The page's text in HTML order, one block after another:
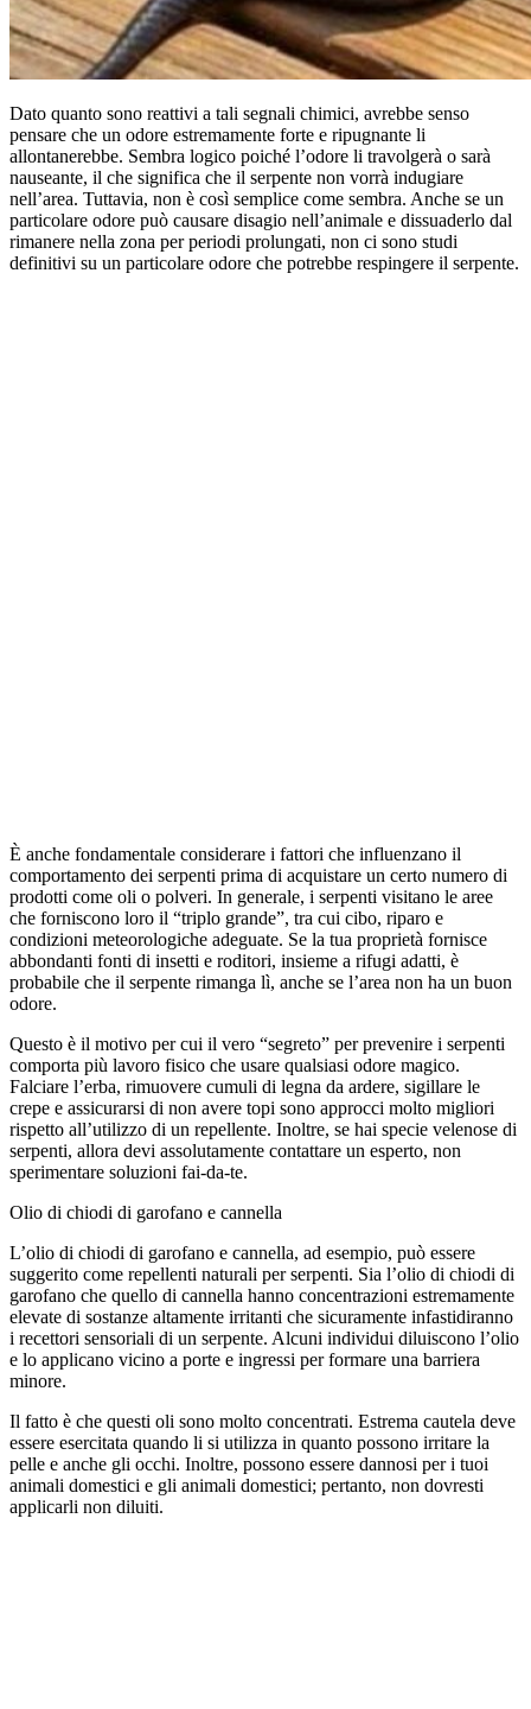
Dato quanto sono reattivi a tali segnali chimici, avrebbe senso
pensare che un odore estremamente forte e ripugnante li
allontanerebbe. Sembra logico poiché l’odore li travolgerà o sarà
nauseante, il che significa che il serpente non vorrà indugiare
nell’area. Tuttavia, non è così semplice come sembra. Anche se un
particolare odore può causare disagio nell’animale e dissuaderlo dal
rimanere nella zona per periodi prolungati, non ci sono studi
definitivi su un particolare odore che potrebbe respingere il serpente.
È anche fondamentale considerare i fattori che influenzano il
comportamento dei serpenti prima di acquistare un certo numero di
prodotti come oli o polveri. In generale, i serpenti visitano le aree
che forniscono loro il “triplo grande”, tra cui cibo, riparo e
condizioni meteorologiche adeguate. Se la tua proprietà fornisce
abbondanti fonti di insetti e roditori, insieme a rifugi adatti, è
probabile che il serpente rimanga lì, anche se l’area non ha un buon
odore.
Questo è il motivo per cui il vero “segreto” per prevenire i serpenti
comporta più lavoro fisico che usare qualsiasi odore magico.
Falciare l’erba, rimuovere cumuli di legna da ardere, sigillare le
crepe e assicurarsi di non avere topi sono approcci molto migliori
rispetto all’utilizzo di un repellente. Inoltre, se hai specie velenose di
serpenti, allora devi assolutamente contattare un esperto, non
sperimentare soluzioni fai-da-te.
Olio di chiodi di garofano e cannella
L’olio di chiodi di garofano e cannella, ad esempio, può essere
suggerito come repellenti naturali per serpenti. Sia l’olio di chiodi di
garofano che quello di cannella hanno concentrazioni estremamente
elevate di sostanze altamente irritanti che sicuramente infastidiranno
i recettori sensoriali di un serpente. Alcuni individui diluiscono l’olio
e lo applicano vicino a porte e ingressi per formare una barriera
minore.
Il fatto è che questi oli sono molto concentrati. Estrema cautela deve
essere esercitata quando li si utilizza in quanto possono irritare la
pelle e anche gli occhi. Inoltre, possono essere dannosi per i tuoi
animali domestici e gli animali domestici; pertanto, non dovresti
applicarli non diluiti.